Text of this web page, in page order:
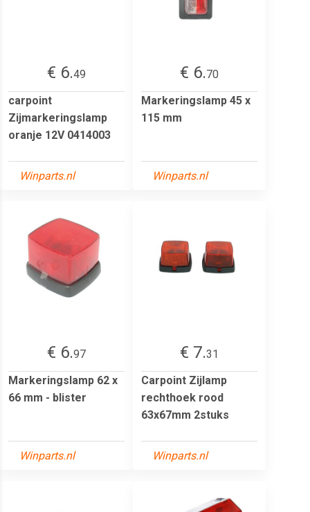
€ 6.49
carpoint
Zijmarkeringslamp
oranje 12V 0414003
Winparts.nl
€ 6.70
Markeringslamp 45 x
115 mm
Winparts.nl
€ 6.97
Markeringslamp 62 x
66 mm - blister
Winparts.nl
€ 7.31
Carpoint Zijlamp
rechthoek rood
63x67mm 2stuks
Winparts.nl